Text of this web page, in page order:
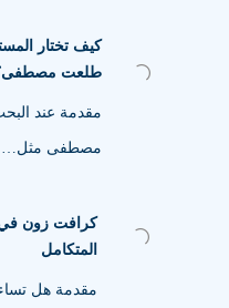
كيف تختار
طلعت
مقدمة عند
مصطفى مثل…
كرافت زون في
المتكامل
مقدمة هل